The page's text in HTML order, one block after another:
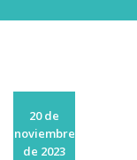
20 de
noviembre
de 2023